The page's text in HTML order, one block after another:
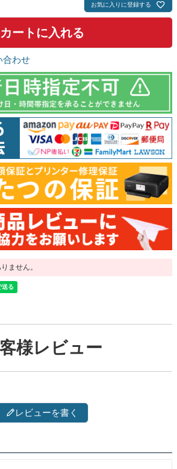
お気に入りに登録する
カートに入れる
合わせ
ません。
様レビュー
レビューを書く